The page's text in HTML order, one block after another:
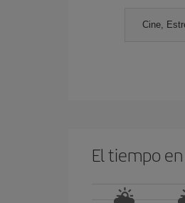
Cine,
El tiempo